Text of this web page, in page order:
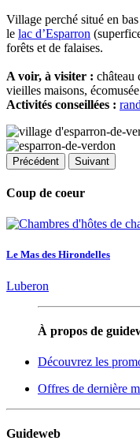
Village perché situé en bas
le lac d’Esparron
forêts et de falaises.
A voir, à visiter : château
vieilles maisons,
Activités conseillées :
Précédent Suivant
Coup de coeur
Le Mas des Hirondelles
Luberon
À propos de
Découvrez les
Offres de dernière
Guideweb